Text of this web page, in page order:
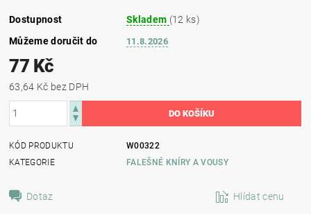
Dostupnost Skladem (12 ks)
Můžeme doručit do
11.8.2026
77 Kč
63,64 Kč bez DPH
KÓD PRODUKTU
W00322
KATEGORIE
FALEŠNÉ KNÍRY A VOUSY
Dotaz Hlídat cenu